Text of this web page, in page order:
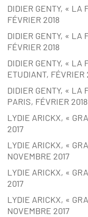
DIDIER GENTY, « LA
FÉVRIER 2018
DIDIER GENTY, « LA
FÉVRIER 2018
DIDIER GENTY, « LA
ETUDIANT, FÉVRIER
DIDIER GENTY, « LA
PARIS, FÉVRIER 2018
LYDIE ARICKX, «
2017
LYDIE ARICKX, «
NOVEMBRE 2017
LYDIE ARICKX, «
2017
LYDIE ARICKX, «
NOVEMBRE 2017